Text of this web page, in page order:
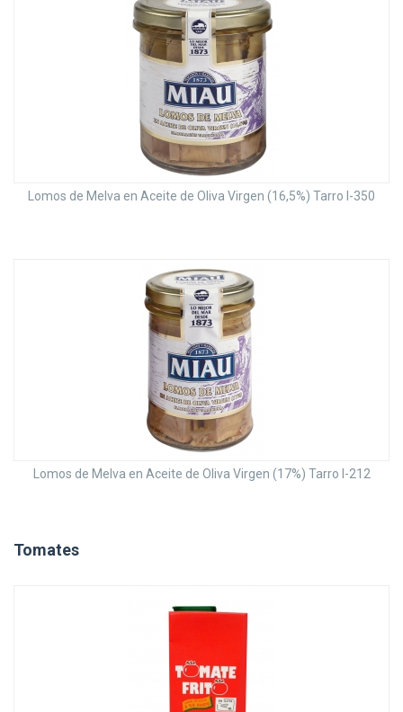
Lomos de Melva en Aceite de Oliva Virgen (16,5%) Tarro I-350
Lomos de Melva en Aceite de Oliva Virgen (17%) Tarro I-212
Tomates